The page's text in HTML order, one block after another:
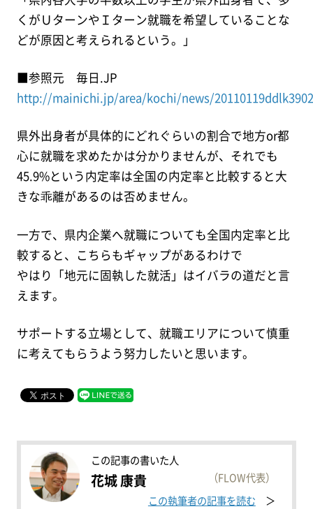
くがＵターンやＩターン就職を希望していることな
どが原因と考えられるという。」
■参照元 毎日.JP
http://mainichi.jp/area/kochi/news/
県外出身者が具体的にどれぐらいの割合で地方or都
心に就職を求めたかは分かりませんが、それでも
45.9%という内定率は全国の内定率と比較すると大
きな乖離があるのは否めません。
一方で、県内企業へ就職についても全国内定率と比
較すると、こちらもギャップがあるわけで
やはり「地元に固執した就活」はイバラの道だと言
えます。
サポートする立場として、就職エリアについて慎重
に考えてもらうよう努力したいと思います。
この記事の書いた人
花城 康貴
（FLOW代表）
この執筆者の記事を読む